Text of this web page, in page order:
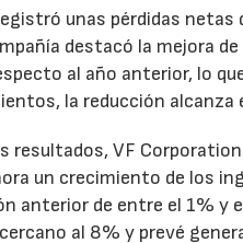
unas pérdidas
destacó la mejora
al año anterior, lo
la reducción alcanza
resultados, VF
un crecimiento de los
anterior de entre el 1% y
al 8% y prevé